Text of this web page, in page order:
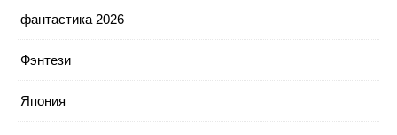
фантастика 2026
Фэнтези
Япония